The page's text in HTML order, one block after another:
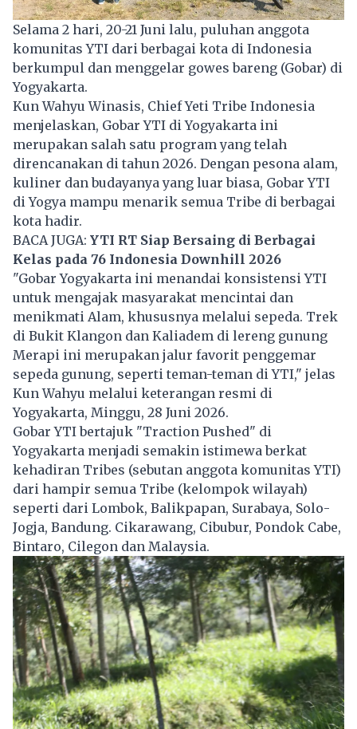
Selama 2 hari, 20-21 Juni lalu, puluhan anggota
komunitas YTI dari berbagai kota di Indonesia
berkumpul dan menggelar gowes bareng (Gobar) di
Yogyakarta.
Kun Wahyu Winasis, Chief Yeti Tribe Indonesia
menjelaskan, GobarYTI di Yogyakarta ini
merupakan salah satu program yang telah
direncanakan di tahun 2026. Dengan pesona alam,
kuliner dan budayanya yang luar biasa, Gobar YTI
di Yogya mampu menarik semua Tribe di berbagai
kota hadir.
BACA JUGA: YTI RT Siap Bersaing di Berbagai
Kelas pada 76 Indonesia Downhill 2026
"Gobar Yogyakarta ini menandai konsistensi YTI
untuk mengajak masyarakat mencintai dan
menikmati Alam, khususnya melalui sepeda. Trek
di Bukit Klangon dan Kaliadem di lereng gunung
Merapi ini merupakan jalur favorit penggemar
sepeda gunung, seperti teman-teman di YTI," jelas
Kun Wahyu melalui keterangan resmi di
Yogyakarta, Minggu, 28 Juni 2026.
Gobar YTI bertajuk "Traction Pushed" di
Yogyakarta menjadi semakin istimewa berkat
kehadiran Tribes (sebutan anggota komunitas YTI)
dari hampir semua Tribe (kelompok wilayah)
seperti dari Lombok, Balikpapan, Surabaya, Solo-
Jogja, Bandung. Cikarawang, Cibubur, Pondok Cabe,
Bintaro, Cilegon dan Malaysia.